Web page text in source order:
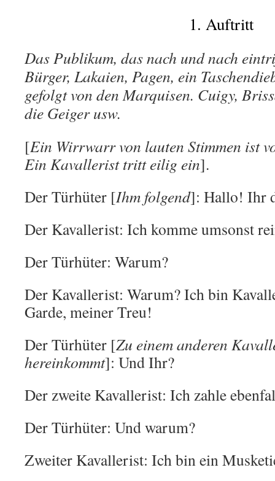
1. Auftritt
Das Publikum, das nach und nach
Bürger, Lakaien, Pagen, ein
gefolgt von den Marquisen. Cuigy,
die Geiger usw.
[Ein Wirrwarr von lauten Stimmen ist
Ein Kavallerist tritt eilig ein].
Der Türhüter [Ihm folgend]: Hallo! Ihr
Der Kavallerist: Ich komme umsonst
Der Türhüter: Warum?
Der Kavallerist: Warum? Ich bin
Garde, meiner Treu!
Der Türhüter [Zu einem anderen
hereinkommt]: Und Ihr?
Der zweite Kavallerist: Ich zahle
Der Türhüter: Und warum?
Zweiter Kavallerist: Ich bin ein